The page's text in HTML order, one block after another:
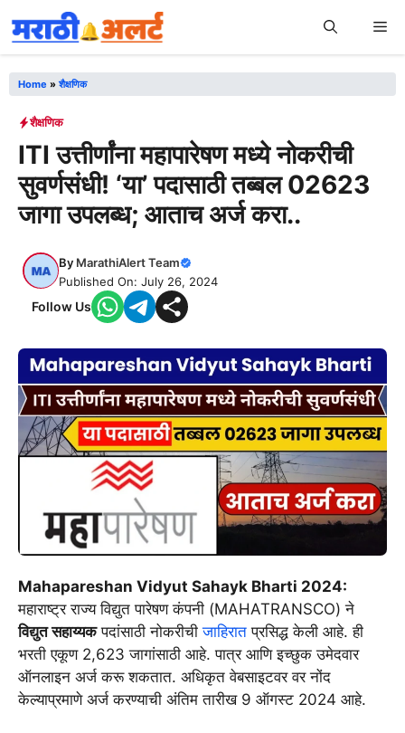
to
content
Home »शैक्षणिक
शैक्षणिक
ITI उत्तीर्णांना महापारेषण मध्ये नोकरीची
सुवर्णसंधी! ‘या’ पदासाठी तब्बल 02623
जागा उपलब्ध; आताच अर्ज करा..
By MarathiAlert Team
Published On: July 26, 2024
Follow Us
Mahapareshan Vidyut Sahayk Bharti 2024:
महाराष्ट्र राज्य विद्युत पारेषण कंपनी (MAHATRANSCO) ने
विद्युत सहाय्यकपदांसाठी नोकरीचीजाहिरात प्रसिद्ध केली आहे. ही
भरती एकूण 2,623 जागांसाठी आहे. पात्र आणि इच्छुक उमेदवार
ऑनलाइन अर्ज करू शकतात. अधिकृत वेबसाइटवर वर नोंद
केल्याप्रमाणे अर्ज करण्याची अंतिम तारीख 9 ऑगस्ट 2024 आहे.